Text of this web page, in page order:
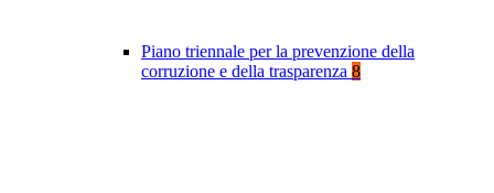
Piano triennale per la prevenzione della
corruzione e della trasparenza 8